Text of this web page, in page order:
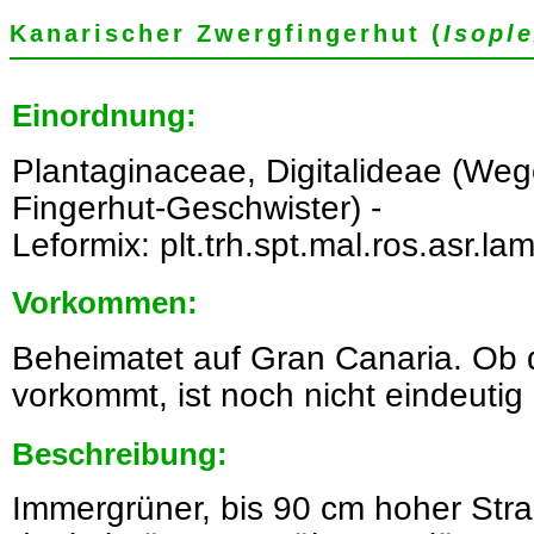
Kanarischer Zwergfingerhut (
Einordnung:
Plantaginaceae, Digitalideae
Fingerhut-Geschwister) -
Leformix:
Vorkommen:
Beheimatet auf Gran Canaria. Ob
vorkommt, ist noch nicht eindeutig
Beschreibung:
Immergrüner, bis 90 cm hoher